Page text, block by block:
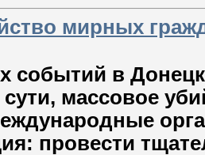
мирных
событий в
сути, массовое
провести